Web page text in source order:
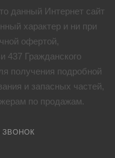
данный Интернет сайт
характер и ни при
офертой,
437 Гражданского
получения подробной
и запасных частей,
по продажам.
ЗВОНОК